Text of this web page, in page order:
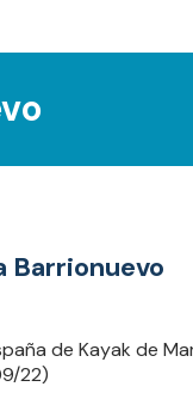
Barrionuevo
de Kayak de
22)